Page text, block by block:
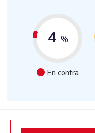
4 %
En contra